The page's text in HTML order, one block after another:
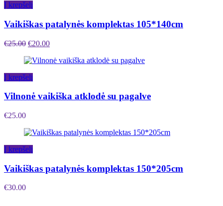
Į krepšelį
Vaikiškas patalynės komplektas 105*140cm
€25.00 €20.00
Į krepšelį
Vilnonė vaikiška atklodė su pagalve
€25.00
Į krepšelį
Vaikiškas patalynės komplektas 150*205cm
€30.00